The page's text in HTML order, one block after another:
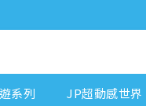
系列 JP超動感世界